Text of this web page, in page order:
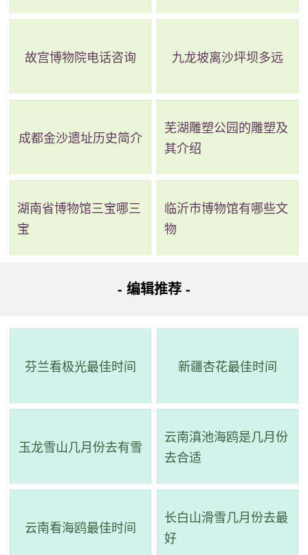
受，让人回味无穷。
浮烟古塔是浮烟山森林公园的标志建筑之一，坐落于洪
转，进入茶都大街、青年路、宝通西街、春鸢路、春鸢路到
公交车：乘坐19路到二甲王村站下
故宫博物院电话咨询 九龙坡离沙坪坝多远
成都金沙遗址历史简介
芜湖雕塑公园的雕塑及
其介绍
湖南省博物馆三宝哪三
宝
临沂市博物馆有哪些文
物
- 编辑推荐 -
芬兰看极光最佳时间 新疆杏花最佳时间
玉龙雪山几月份去有雪
云南滇池海鸥是几月份
去合适
云南看海鸥最佳时间
长白山滑雪几月份去最
好